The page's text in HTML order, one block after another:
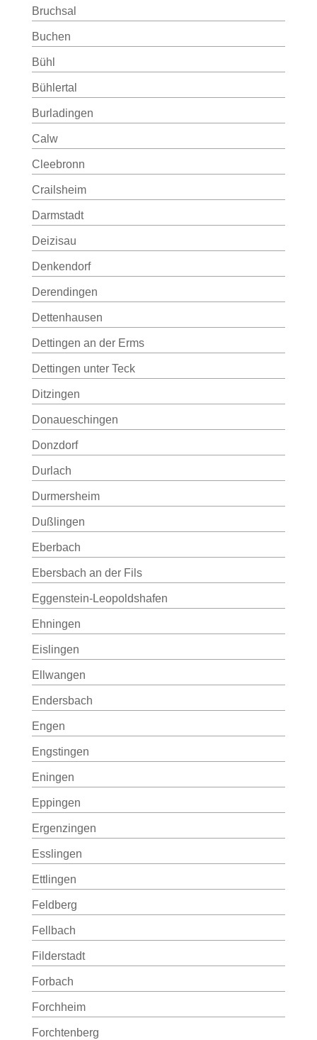
Bruchsal
Buchen
Bühl
Bühlertal
Burladingen
Calw
Cleebronn
Crailsheim
Darmstadt
Deizisau
Denkendorf
Derendingen
Dettenhausen
Dettingen an der Erms
Dettingen unter Teck
Ditzingen
Donaueschingen
Donzdorf
Durlach
Durmersheim
Dußlingen
Eberbach
Ebersbach an der Fils
Eggenstein-Leopoldshafen
Ehningen
Eislingen
Ellwangen
Endersbach
Engen
Engstingen
Eningen
Eppingen
Ergenzingen
Esslingen
Ettlingen
Feldberg
Fellbach
Filderstadt
Forbach
Forchheim
Forchtenberg